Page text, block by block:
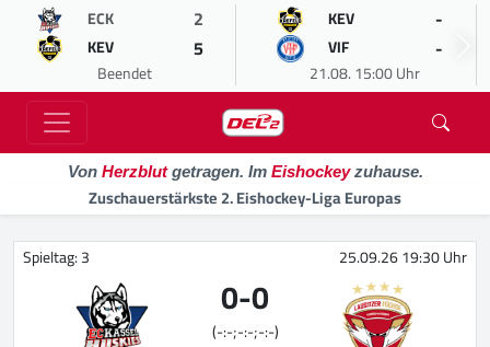
ECK 2
KEV 5
Beendet
KEV -
VIF -
21.08. 15:00 Uhr
Von Herzblutgetragen. Im Eishockeyzuhause.
Zuschauerstärkste 2. Eishockey-Liga Europas
Spieltag: 3 25.09.26 19:30 Uhr
0-0
(-:-;-:-;-:-)